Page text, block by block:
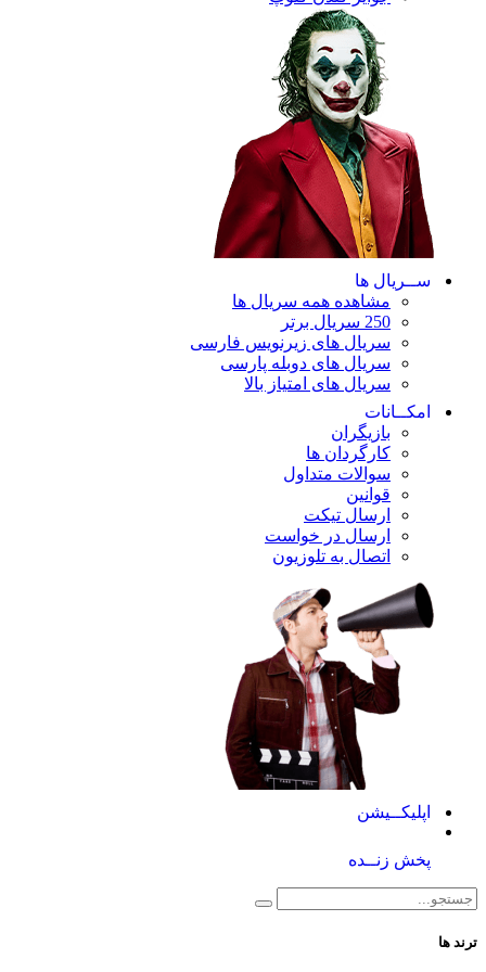
ها
مشاهده همه سریال ها
سریال های زیرنویس فارسی
سریال های دوبله پارسی
سریال های امتیاز بالا
کارگردان ها
سوالات متداول
ارسال تیکت
ارسال در خواست
اتصال به تلوزیون
زنــده